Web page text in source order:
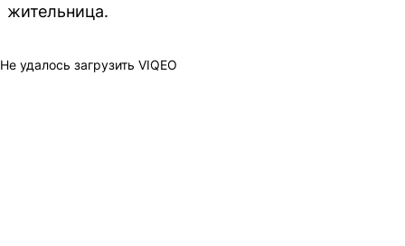
жительница.
Не удалось загрузить VIQEO